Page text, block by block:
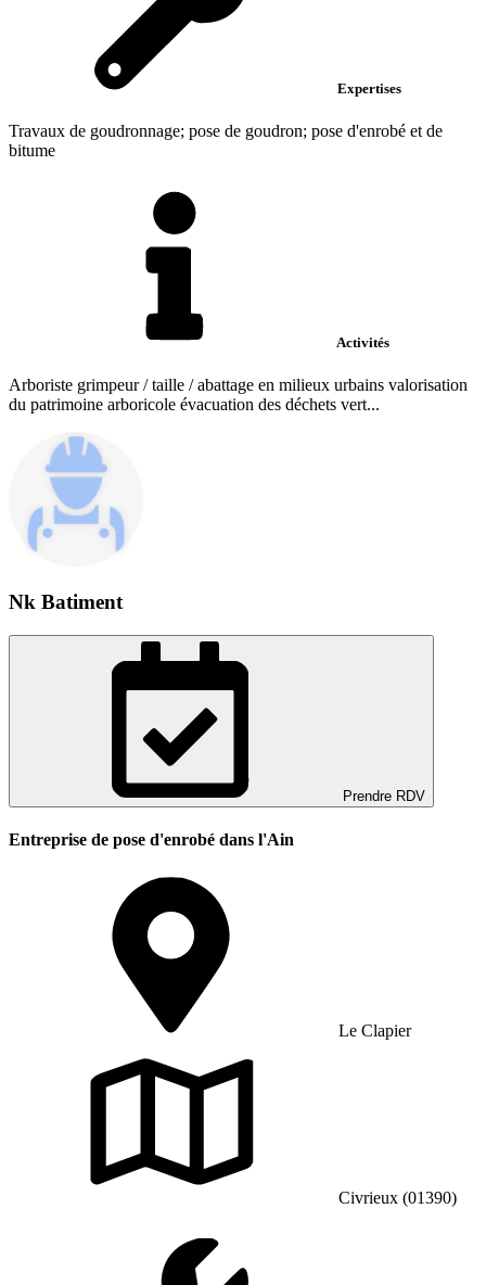
Expertises
Travaux de goudronnage; pose de goudron; pose d'enrobé et de
bitume
Activités
Arboriste grimpeur / taille / abattage en milieux urbains valorisation
du patrimoine arboricole évacuation des déchets vert...
Nk Batiment
Prendre RDV
Entreprise de pose d'enrobé dans l'Ain
Le Clapier
Civrieux (01390)